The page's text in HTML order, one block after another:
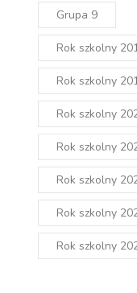
Grupa 9
Rok szkolny
Rok szkolny
Rok szkolny
Rok szkolny
Rok szkolny
Rok szkolny
Rok szkolny